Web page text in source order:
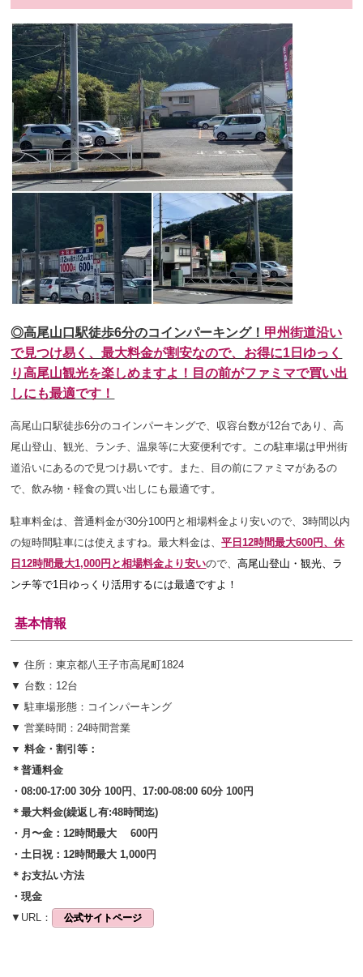
◎高尾山口駅徒歩6分のコインパーキング！ 甲州街道沿い
で見つけ易く、最大料金が割安なので、お得に1日ゆっく
り高尾山観光を楽しめますよ！目の前がファミマで買い出
しにも最適です！
高尾山口駅徒歩6分のコインパーキングで、収容台数が12台であり、高
尾山登山、観光、ランチ、温泉等に大変便利です。この駐車場は甲州街
道沿いにあるので見つけ易いです。また、目の前にファミマがあるの
で、飲み物・軽食の買い出しにも最適です。
駐車料金は、普通料金が30分100円と相場料金より安いので、3時間以内
の短時間駐車には使えますね。最大料金は、平日12時間最大600円、休
日12時間最大1,000円と相場料金より安いので、高尾山登山・観光、ラ
ンチ等で1日ゆっくり活用するには最適ですよ！
基本情報
▼ 住所：東京都八王子市高尾町1824
▼ 台数：12台
▼ 駐車場形態：コインパーキング
▼ 営業時間：24時間営業
▼ 料金・割引等：
＊普通料金
・08:00-17:00 30分 100円、17:00-08:00 60分 100円
＊最大料金(繰返し有:48時間迄)
・月〜金：12時間最大 600円
・土日祝：12時間最大 1,000円
＊お支払い方法
・現金
▼URL：
公式サイトページ